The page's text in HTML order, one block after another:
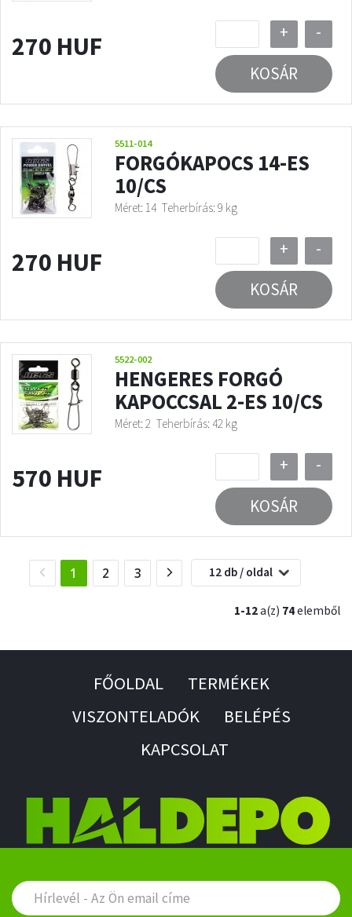
270 HUF +
-
KOSÁR
5511-014
FORGÓKAPOCS 14-ES
10/CS
Méret: 14 Teherbírás: 9 kg
270 HUF +
-
KOSÁR
5522-002
HENGERES FORGÓ
KAPOCCSAL 2-ES 10/CS
Méret: 2 Teherbírás: 42 kg
570 HUF +
-
KOSÁR
1 (current)
2 3 12 db / oldal
1-12a(z) 74elemből
FŐOLDAL
TERMÉKEK
VISZONTELADÓK
BELÉPÉS
KAPCSOLAT